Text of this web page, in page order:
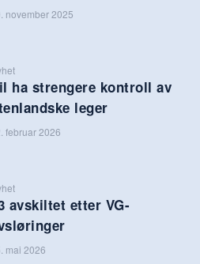
november 2025
ha strengere kontroll av
leger
februar 2026
avskiltet etter VG-
mai 2026